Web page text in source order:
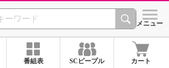
CHANNEL シメニュー
番組表 SCピープル カート